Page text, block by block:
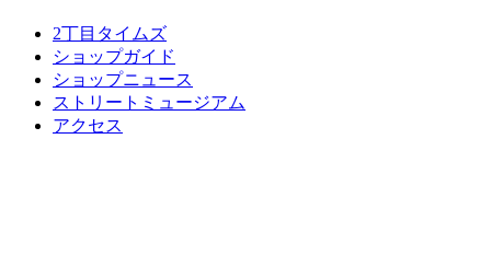
2丁目タイムズ
ショップガイド
ショップニュース
ストリートミュージアム
アクセス